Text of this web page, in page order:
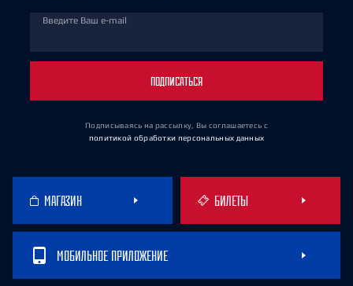
Введите Ваш e-mail
ПОДПИСАТЬСЯ
Подписываясь на рассылку, Вы соглашаетесь с
политикой обработки персональных данных
МАГАЗИН БИЛЕТЫ
МОБИЛЬНОЕ ПРИЛОЖЕНИЕ